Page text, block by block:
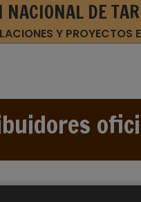
NACIONAL DE
Y PROYECTOS